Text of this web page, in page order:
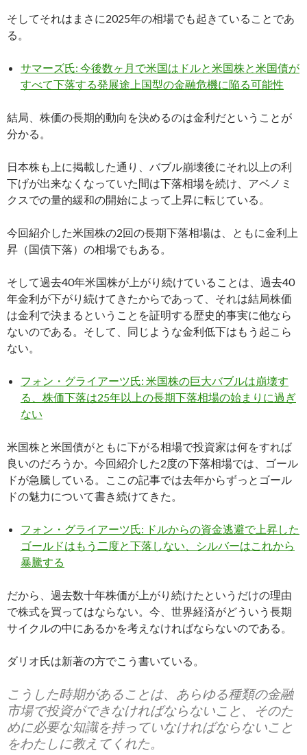
そしてそれはまさに2025年の相場でも起きていることであ
る。
サマーズ氏: 今後数ヶ月で米国はドルと米国株と米国債が
すべて下落する発展途上国型の金融危機に陥る可能性
結局、株価の長期的動向を決めるのは金利だということが
分かる。
日本株も上に掲載した通り、バブル崩壊後にそれ以上の利
下げが出来なくなっていた間は下落相場を続け、アベノミ
クスでの量的緩和の開始によって上昇に転じている。
今回紹介した米国株の2回の長期下落相場は、ともに金利上
昇（国債下落）の相場でもある。
そして過去40年米国株が上がり続けていることは、過去40
年金利が下がり続けてきたからであって、それは結局株価
は金利で決まるということを証明する歴史的事実に他なら
ないのである。そして、同じような金利低下はもう起こら
ない。
フォン・グライアーツ氏: 米国株の巨大バブルは崩壊す
る、株価下落は25年以上の長期下落相場の始まりに過ぎ
ない
米国株と米国債がともに下がる相場で投資家は何をすれば
良いのだろうか。今回紹介した2度の下落相場では、ゴール
ドが急騰している。ここの記事では去年からずっとゴール
ドの魅力について書き続けてきた。
フォン・グライアーツ氏: ドルからの資金逃避で上昇した
ゴールドはもう二度と下落しない、シルバーはこれから
暴騰する
だから、過去数十年株価が上がり続けたというだけの理由
で株式を買ってはならない。今、世界経済がどういう長期
サイクルの中にあるかを考えなければならないのである。
ダリオ氏は新著の方でこう書いている。
こうした時期があることは、あらゆる種類の金融
市場で投資ができなければならないこと、そのた
めに必要な知識を持っていなければならないこと
をわたしに教えてくれた。